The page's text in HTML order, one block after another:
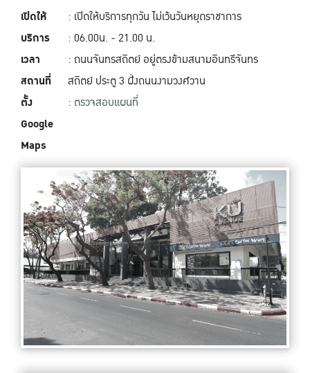
เปิดให้
บริการ
เวลา
สถานที่
ตั้ง
Google
Maps
: เปิดให้บริการทุกวัน ไม่เว้นวันหยุดราชาการ
: 06.00น. - 21.00 น.
: ถนนจันทรสถิตย์ อยู่ตรงข้ามสนามอินทรีจันทร
สถิตย์ ประตู 3 ฝั่งถนนงามวงศ์วาน
: ตรวจสอบแผนที่